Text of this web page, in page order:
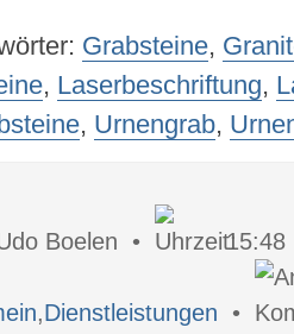
Grabsteine,
, Laserbeschriftung,
, Urnengrab,
Boelen •
,Dienstleistungen •